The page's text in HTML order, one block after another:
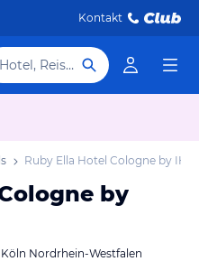
Kontakt
Hotel, Reiseziel
Ruby Ella Hotel Cologne by IHG
by
Nordrhein-Westfalen